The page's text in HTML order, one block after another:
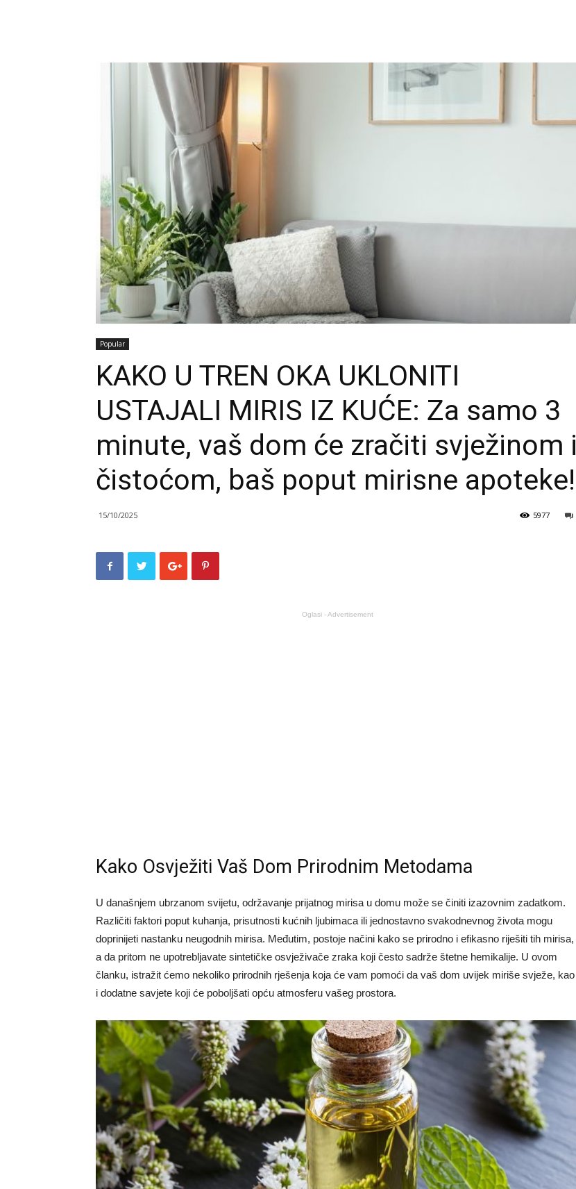
Popular
KAKO U TREN OKA UKLONITI
USTAJALI MIRIS IZ KUĆE: Za samo 3
minute, vaš dom će zračiti svježinom i
čistoćom, baš poput mirisne apoteke!
15/10/2025 5977
Oglasi - Advertisement
Kako Osvježiti Vaš Dom Prirodnim Metodama
U današnjem ubrzanom svijetu, održavanje prijatnog mirisa u domu može se činiti izazovnim zadatkom.
Različiti faktori poput kuhanja, prisutnosti kućnih ljubimaca ili jednostavno svakodnevnog života mogu
doprinijeti nastanku neugodnih mirisa. Međutim, postoje načini kako se prirodno i efikasno riješiti tih mirisa,
a da pritom ne upotrebljavate sintetičke osvježivače zraka koji često sadrže štetne hemikalije. U ovom
članku, istražit ćemo nekoliko prirodnih rješenja koja će vam pomoći da vaš dom uvijek miriše svježe, kao
i dodatne savjete koji će poboljšati opću atmosferu vašeg prostora.